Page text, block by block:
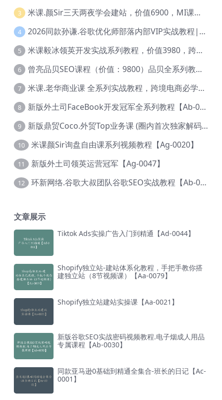
3 米课.颜Sir三天两夜学会建站，价值6900，MI课甄选课程 【Ag-0055】
4 2026同款孙谦.谷歌优化师部落内部VIP实战教程|价值4999元全网独家解码（官方报名版本）【@034】
5 米课毅冰领英开发实战系列教程，价值3980，跨境必选【Ag-0049】
6 曾亮品贝SEO课程（价值：9800）品贝全系列教程 【Ab-0022】
7 米课.老华商业课 全系列实战教程，跨境电商必学，价值16900元【Ag-0053】
8 新版外土司FaceBook开发冠军全系列教程【Ab-0021】
9 新版鼎贸Coco.外贸Top业务课 (圈内首次独家解码|460节课)【Ag-0091】
10 米课颜Sir询盘自由课系列视频教程【Ag-0020】
11 新版外土司领英运营冠军【Ag-0047】
12 环新网络.谷歌大叔团队谷歌SEO实战教程【Ab-0024】
文章展示
Tiktok Ads实操广告入门到精通【Ad-0044】
Shopify独立站-建站体系化教程，手把手教你搭
建独立站（8节视频课）【Aa-0079】
Shopify独立站建站实操课【Aa-0021】
新版谷歌SEO实战密码视频教程.电子烟成人用品
专属课程【Ab-0030】
同款亚马逊0基础到精通全集合-班长的日记【Ac-
0001】